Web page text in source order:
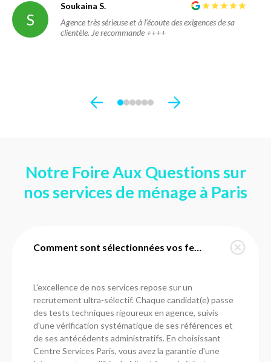
S
Soukaina S.
Agence très sérieuse et à l’écoute des exigences de sa
clientèle. Je recommande ++++
Notre Foire Aux Questions sur
nos services de ménage à Paris
Comment sont sélectionnées vos femmes de ménage à Paris ?
L'excellence de nos services repose sur un
recrutement ultra-sélectif. Chaque candidat(e) passe
des tests techniques rigoureux en agence, suivis
d'une vérification systématique de ses références et
de ses antécédents administratifs. En choisissant
Centre Services Paris, vous avez la garantie d'une